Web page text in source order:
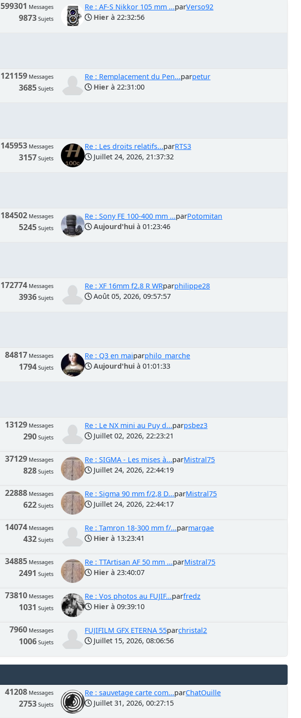
599301 Messages
9873 Sujets
Re : AF-S Nikkor 105 mm ...parVerso92
Hier à 22:32:56
121159 Messages
3685 Sujets
Re : Remplacement du Pen...parpetur
Hier à 22:31:00
145953 Messages
3157 Sujets
Re : Les droits relatifs...parRTS3
Juillet 24, 2026, 21:37:32
184502 Messages
5245 Sujets
Re : Sony FE 100-400 mm ...parPotomitan
Aujourd'hui à 01:23:46
172774 Messages
3936 Sujets
Re : XF 16mm f2.8 R WRparphilippe28
Août 05, 2026, 09:57:57
84817 Messages
1794 Sujets
Re : Q3 en maiparphilo_marche
Aujourd'hui à 01:01:33
13129 Messages
290 Sujets
Re : Le NX mini au Puy d...parpsbez3
Juillet 02, 2026, 22:23:21
37129 Messages
828 Sujets
Re : SIGMA - Les mises à...parMistral75
Juillet 24, 2026, 22:44:19
22888 Messages
622 Sujets
Re : Sigma 90 mm f/2,8 D...parMistral75
Juillet 24, 2026, 22:44:17
14074 Messages
432 Sujets
Re : Tamron 18-300 mm f/...parmargae
Hier à 13:23:41
34885 Messages
2491 Sujets
Re : TTArtisan AF 50 mm ...parMistral75
Hier à 23:40:07
73810 Messages
1031 Sujets
Re : Vos photos au FUJIF...parfredz
Hier à 09:39:10
7960 Messages
1006 Sujets
FUJIFILM GFX ETERNA 55parchristal2
Juillet 15, 2026, 08:06:56
41208 Messages
2753 Sujets
Re : sauvetage carte com...parChatOuille
Juillet 31, 2026, 00:27:15